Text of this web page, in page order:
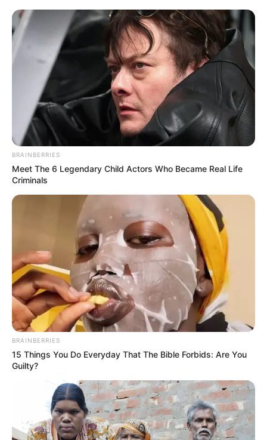
Ibagué implementa cierres
viales por el paso de la
Vuelta al Tolima
MOVILIDAD DE BOGOTÁ
El Norte se destraba: Guía
de tráfico por la nueva Av.
Laureano Gómez
Metro de Bogotá filtró
detalles: habrá tramos
exclusivos conectados
ALERTA PAISA
Salió a entrenar en
bicicleta y terminó siendo
víctima de acoso en San
Pedro de los Milagros,
CICLISTAS
Se retira Esteban Chaves,
ciclista bogotano: ¡No te
vayas, 'Chavito'!
BRAINBERRIES
Meet The 6 Legendary Child Actors Who Became Real Life
Criminals
BRAINBERRIES
15 Things You Do Everyday That The Bible Forbids: Are You
Guilty?